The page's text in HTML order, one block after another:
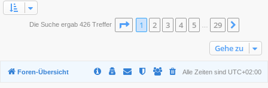
t
Die Suche ergab 426 Treffer Seite 1von 29
1 2 3 4 5 29
Gehe zu
Foren-Übersicht Alle Zeiten sind UTC+02:00